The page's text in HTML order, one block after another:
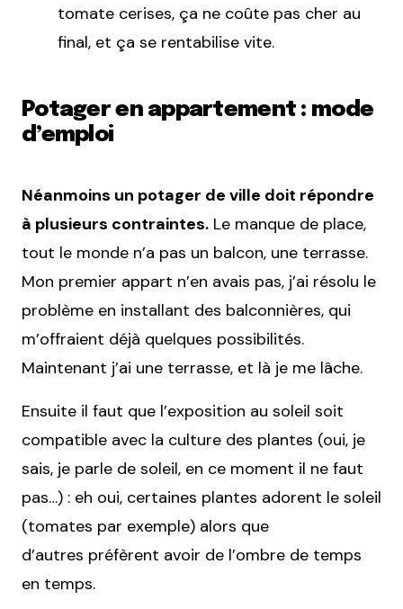
tomate cerises, ça ne coûte pas cher au
final, et ça se rentabilise vite.
Potager en appartement : mode
d’emploi
Néanmoins un potager de ville doit répondre
à plusieurs contraintes. Le manque de place,
tout le monde n’a pas un balcon, une terrasse.
Mon premier appart n’en avais pas, j’ai résolu le
problème en installant des balconnières, qui
m’offraient déjà quelques possibilités.
Maintenant j’ai une terrasse, et là je me lâche.
Ensuite il faut que l’exposition au soleil soit
compatible avec la culture des plantes (oui, je
sais, je parle de soleil, en ce moment il ne faut
pas…) : eh oui, certaines plantes adorent le soleil
(tomates par exemple) alors que
d’autres préfèrent avoir de l’ombre de temps
en temps.